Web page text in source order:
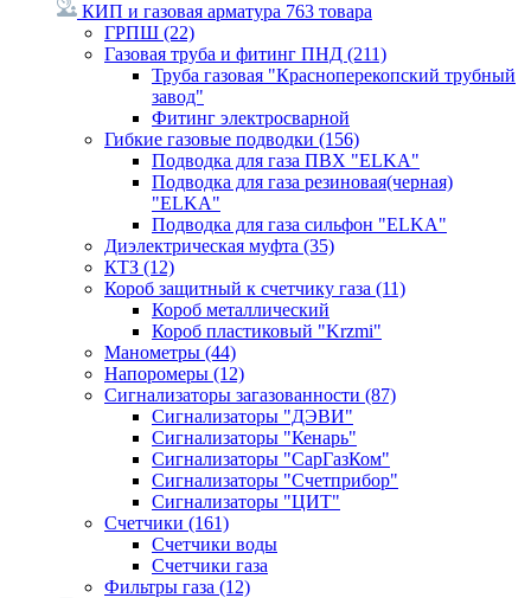
КИП и газовая арматура 763 товара
ГРПШ (22)
Газовая труба и фитинг ПНД (211)
Труба газовая "Красноперекопский трубный
завод"
Фитинг электросварной
Гибкие газовые подводки (156)
Подводка для газа ПВХ "ELKA"
Подводка для газа резиновая(черная)
"ELKA"
Подводка для газа сильфон "ELKA"
Диэлектрическая муфта (35)
КТЗ (12)
Короб защитный к счетчику газа (11)
Короб металлический
Короб пластиковый "Krzmi"
Манометры (44)
Напоромеры (12)
Сигнализаторы загазованности (87)
Сигнализаторы "ДЭВИ"
Сигнализаторы "Кенарь"
Сигнализаторы "СарГазКом"
Сигнализаторы "Счетприбор"
Сигнализаторы "ЦИТ"
Счетчики (161)
Счетчики воды
Счетчики газа
Фильтры газа (12)